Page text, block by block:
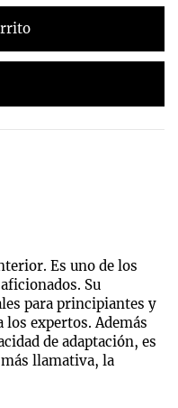
Es uno de los
Su
para principiantes y
los expertos. Además
de adaptación, es
llamativa, la